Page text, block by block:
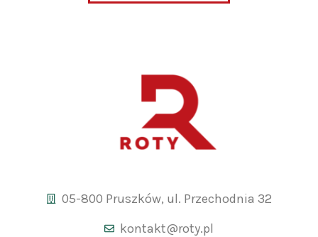
05-800 Pruszków, ul. Przechodnia 32
kontakt@roty.pl